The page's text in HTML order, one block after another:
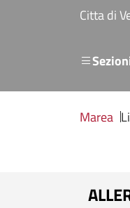
Salta al contenuto
Citta di
Marea